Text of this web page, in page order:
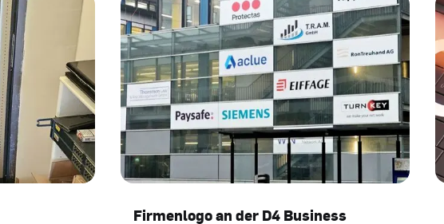
Firmenlogo an der D4 Business